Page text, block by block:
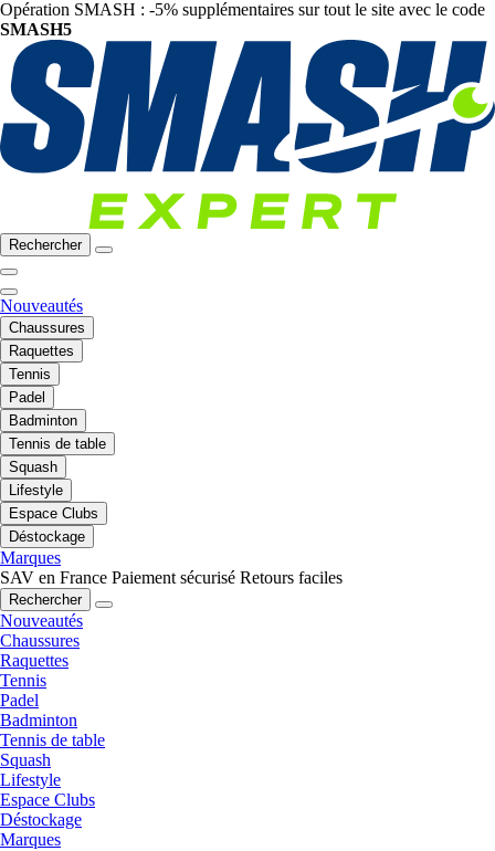
Opération SMASH : -5% supplémentaires sur tout le site avec le code
SMASH5
Rechercher
Nouveautés
Chaussures
Raquettes
Tennis
Padel
Badminton
Tennis de table
Squash
Lifestyle
Espace Clubs
Déstockage
Marques
SAV en France Paiement sécurisé Retours faciles
Rechercher
Nouveautés
Chaussures
Raquettes
Tennis
Padel
Badminton
Tennis de table
Squash
Lifestyle
Espace Clubs
Déstockage
Marques